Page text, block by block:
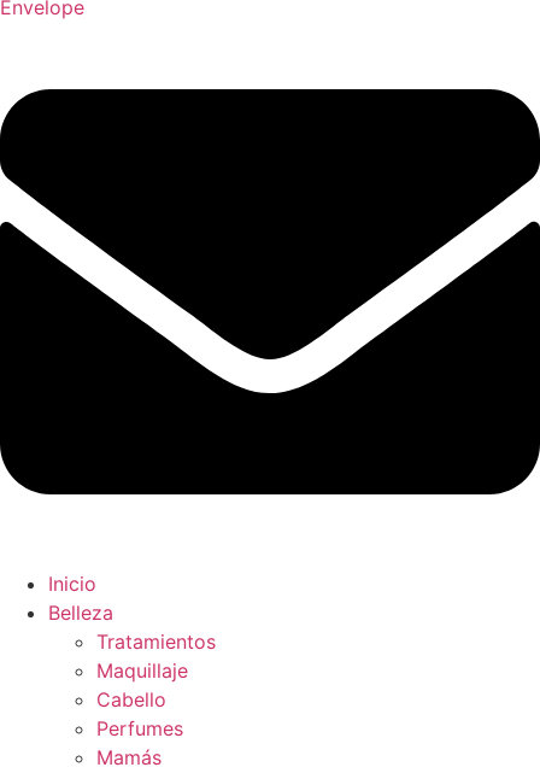
Envelope
Inicio
Belleza
Tratamientos
Maquillaje
Cabello
Perfumes
Mamás